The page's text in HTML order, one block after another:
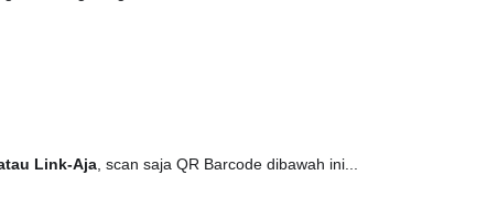
Link-Aja , scan saja QR Barcode dibawah ini...